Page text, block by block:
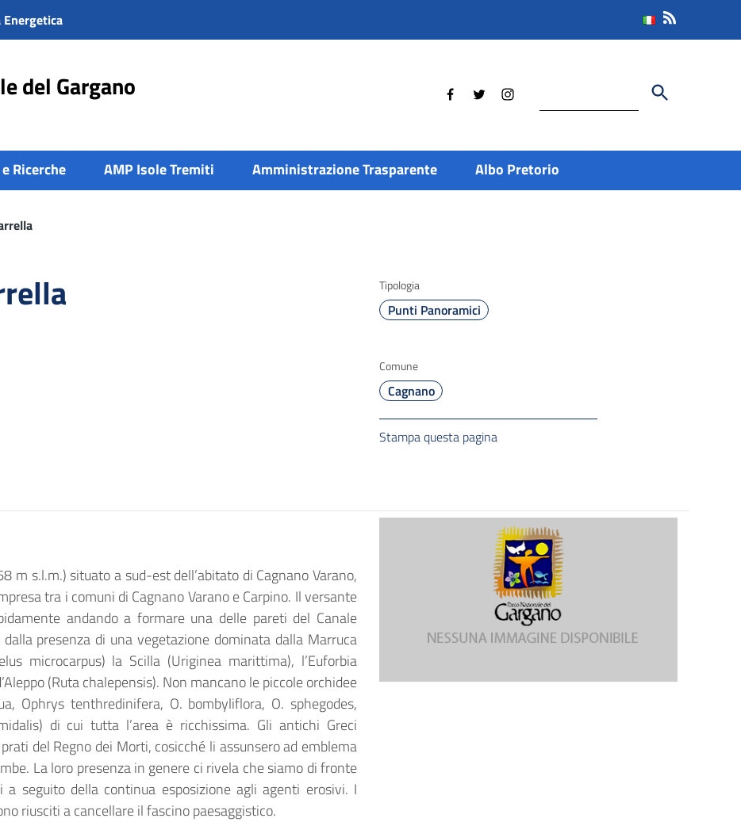
del Gargano Cerca
Ricerche AMP Isole Tremiti Amministrazione Trasparente Albo Pretorio
Tipologia
Punti Panoramici
Comune
Cagnano
Stampa questa pagina
m s.l.m.) situato a sud-est dell’abitato di Cagnano Varano,
tra i comuni di Cagnano Varano e Carpino. Il versante
andando a formare una delle pareti del Canale
presenza di una vegetazione dominata dalla Marruca
microcarpus) la Scilla (Uriginea marittima), l’Euforbia
(Ruta chalepensis). Non mancano le piccole orchidee
Ophrys tenthredinifera, O. bombyliflora, O. sphegodes,
di cui tutta l’area è ricchissima. Gli antichi Greci
del Regno dei Morti, cosicché li assunsero ad emblema
La loro presenza in genere ci rivela che siamo di fronte
seguito della continua esposizione agli agenti erosivi. I
riusciti a cancellare il fascino paesaggistico.